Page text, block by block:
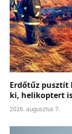
Erdőtűz
ki, helikoptert
2026. augusztus 7.